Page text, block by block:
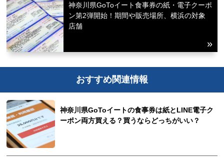
神奈川県GoToイート食事券の紙・電子クーポ
ン第2弾開始！期間や販売場所、横浜の対象
店舗
おすすめ関連情報
神奈川県GoToイートの食事券は紙とLINE電子ク
ーポン両方買える？買うならどっちがいい？